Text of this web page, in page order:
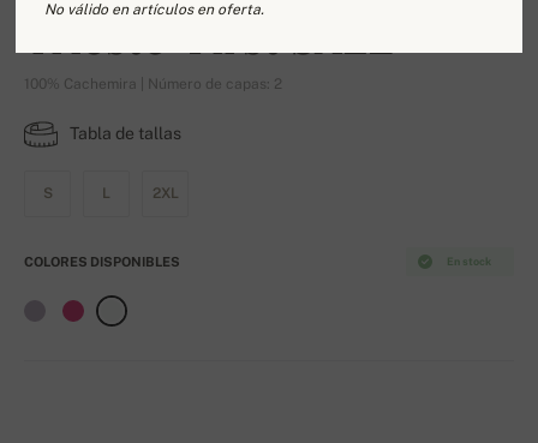
Trieste-First SALE
100% Cachemira | Número de capas: 2
Tabla de tallas
S L 2XL
En stock
COLORES DISPONIBLES
No válido en artículos en oferta.